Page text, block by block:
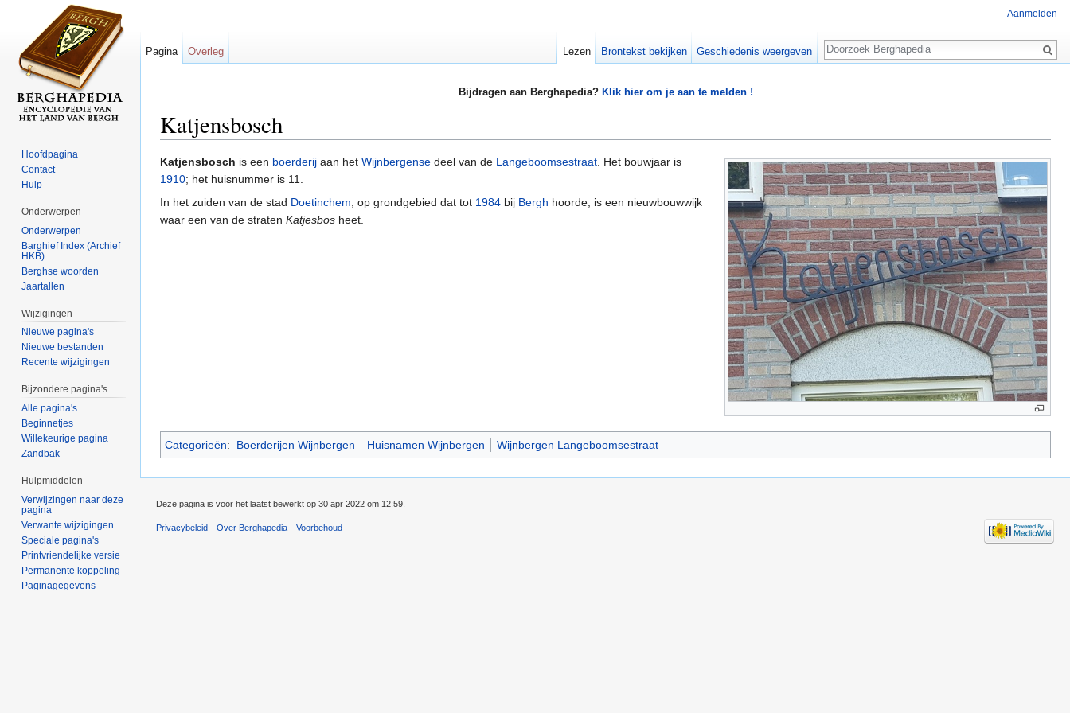
Bijdragen aan Berghapedia? Klik hier om je aan te melden !
Katjensbosch
Katjensbosch is een boerderij aan het Wijnbergense deel van de Langeboomsestraat. Het bouwjaar is
1910; het huisnummer is 11.
In het zuiden van de stad Doetinchem, op grondgebied dat tot 1984 bij Bergh hoorde, is een nieuwbouwwijk
waar een van de straten Katjesbos heet.
Categorieën: Boerderijen Wijnbergen Huisnamen Wijnbergen Wijnbergen Langeboomsestraat
Aanmelden
Pagina Overleg Lezen Brontekst bekijken Geschiedenis weergeven
Zoeken
Hoofdpagina
Contact
Hulp
Onderwerpen
Onderwerpen
Barghief Index (Archief
HKB)
Berghse woorden
Jaartallen
Wijzigingen
Nieuwe pagina's
Nieuwe bestanden
Recente wijzigingen
Bijzondere pagina's
Alle pagina's
Beginnetjes
Willekeurige pagina
Zandbak
Hulpmiddelen
Verwijzingen naar deze
pagina
Verwante wijzigingen
Speciale pagina's
Printvriendelijke versie
Permanente koppeling
Paginagegevens
Deze pagina is voor het laatst bewerkt op 30 apr 2022 om 12:59.
Privacybeleid Over Berghapedia Voorbehoud